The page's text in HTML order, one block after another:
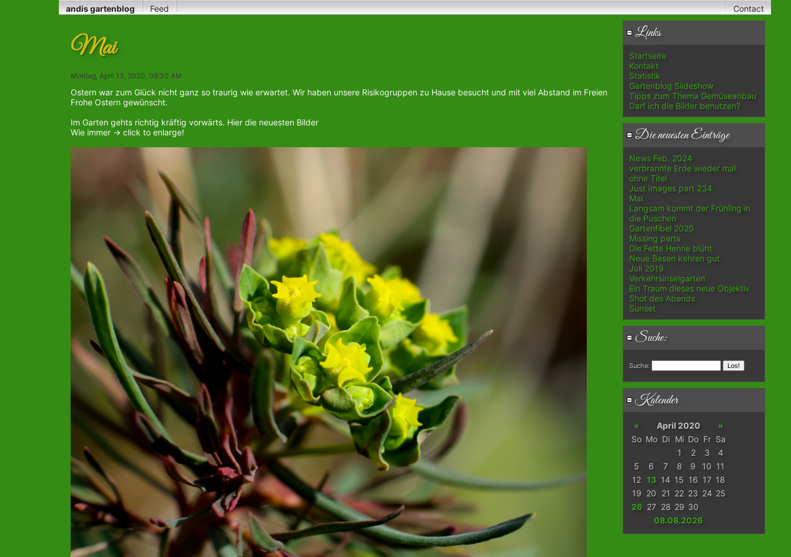
andis gartenblog Feed Contact
Links
Startseite
Kontakt
Statistik
Gartenblog Slideshow
Tipps zum Thema Gemüseanbau
Darf ich die Bilder benutzen?
Die neuesten Einträge
News Feb. 2024
verbrannte Erde wieder mal
ohne Titel
Just Images part 234
Mai
Langsam kommt der Frühling in
die Puschen
Gartenfibel 2020
Missing parts
Die Fette Henne blüht
Neue Besen kehren gut
Juli 2019
Verkehrsinselgarten
Ein Traum dieses neue Objektiv
Shot des Abends
Sunset
Suche:
Suche:
Kalender
« April 2020
»
So Mo Di Mi Do Fr Sa
1
2 3
4
5
6 7 8 9 10 11
12 13 14 15 16 17 18
19 20 21 22 23 24 25
26 27 28 29 30
08.08.2026
Mai
Montag, April 13, 2020, 09:30 AM
Ostern war zum Glück nicht ganz so traurig wie erwartet. Wir haben unsere Risikogruppen zu Hause besucht und mit viel Abstand im Freien
Frohe Ostern gewünscht.
Im Garten gehts richtig kräftig vorwärts. Hier die neuesten Bilder
Wie immer -> click to enlarge!